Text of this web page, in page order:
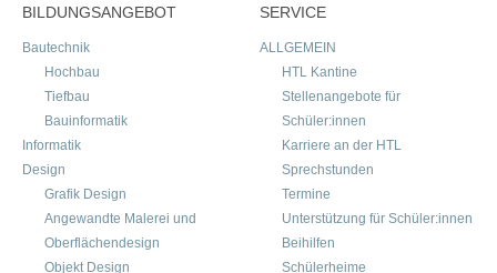
BILDUNGSANGEBOT
Bautechnik
Hochbau
Tiefbau
Bauinformatik
Informatik
Design
Grafik Design
Angewandte Malerei und
Oberflächendesign
Objekt Design
SERVICE
ALLGEMEIN
HTL Kantine
Stellenangebote für
Schüler:innen
Karriere an der HTL
Sprechstunden
Termine
Unterstützung für Schüler:innen
Beihilfen
Schülerheime